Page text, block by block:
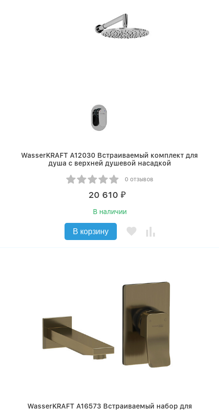
WasserKRAFT A12030 Встраиваемый комплект для
душа с верхней душевой насадкой
0 отзывов
20 610 ₽
В наличии
В корзину
WasserKRAFT A16573 Встраиваемый набор для